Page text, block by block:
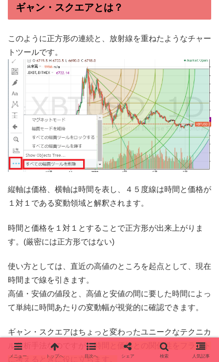
ギャン・スクエアとは？
このように正方形の連続と、放射線を重ねたようなチャー
トツールです。
縦軸は価格、横軸は時間を表し、４５度線は時間と価格が
１対１である変動領域と解釈されます。
時間と価格を１対１とすることで正方形が出来上がりま
す。(厳密には正方形ではない)
使い方としては、直近の高値のところを起点として、現在
時間まで線を引きます。
高値・安値の値段と、高値と安値の間に要した時間によっ
て単純に時間あたりの変動幅が視覚的に確認できます。
ギャン・スクエアはちょっと変わったユニークなテクニカ
ル分析手法なのですが、時間と価格との関係性をフラット
に考えるときに役に立ちます。
メニュー トップへ 目次へ シェア 検索 人気記事